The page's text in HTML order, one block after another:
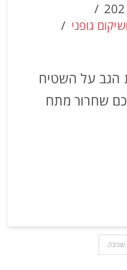
גופני
הגב על השטיח
שחרור מתח
שכיבה